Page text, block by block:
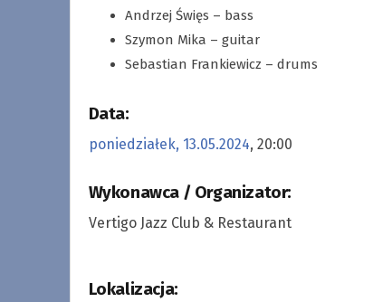
Andrzej Święs – bass
Szymon Mika – guitar
Sebastian Frankiewicz – drums
Data:
poniedziałek, 13.05.2024, 20:00
Wykonawca / Organizator:
Vertigo Jazz Club & Restaurant
Lokalizacja: